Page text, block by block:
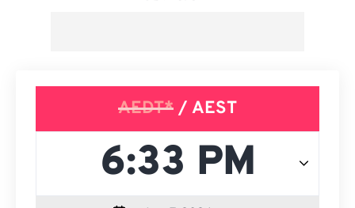
AEDT* / AEST